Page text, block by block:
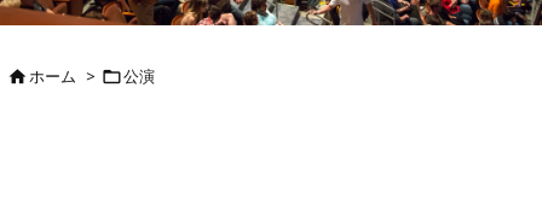

ホーム > 公演